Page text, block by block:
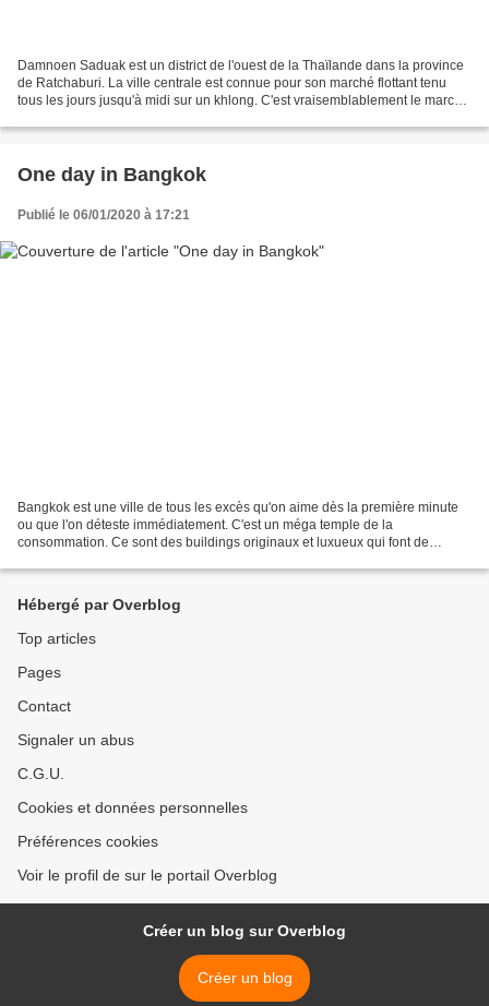
Damnoen Saduak est un district de l'ouest de la Thaïlande dans la province
de Ratchaburi. La ville centrale est connue pour son marché flottant tenu
tous les jours jusqu'à midi sur un khlong. C'est vraisemblablement le marché
One day in Bangkok
Publié le 06/01/2020 à 17:21
Bangkok est une ville de tous les excès qu'on aime dès la première minute
ou que l'on déteste immédiatement. C'est un méga temple de la
consommation. Ce sont des buildings originaux et luxueux qui font de
Hébergé par Overblog
Top articles
Pages
Contact
Signaler un abus
C.G.U.
Cookies et données personnelles
Préférences cookies
Voir le profil de sur le portail Overblog
Créer un blog sur Overblog
Créer un blog